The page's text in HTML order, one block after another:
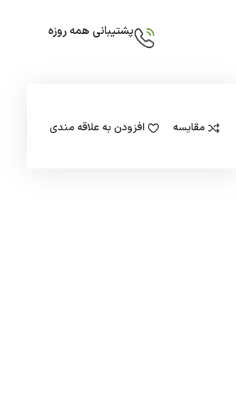
پشتیبانی همه روزه
مقایسه افزودن به علاقه مندی